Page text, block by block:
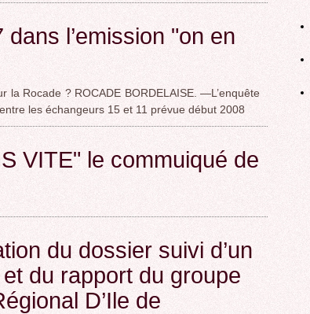
l’emission "on en
la Rocade ? ROCADE BORDELAISE. —L’enquête
les échangeurs 15 et 11 prévue début 2008
VITE" le commuiqué de
du dossier suivi d’un
du rapport du groupe
D’Ile de